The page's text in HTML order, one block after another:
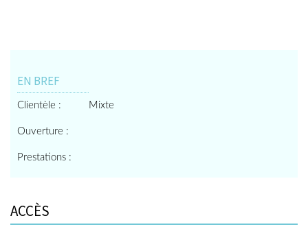
EN BREF
Clientèle : Mixte
Ouverture :
Prestations :
ACCÈS